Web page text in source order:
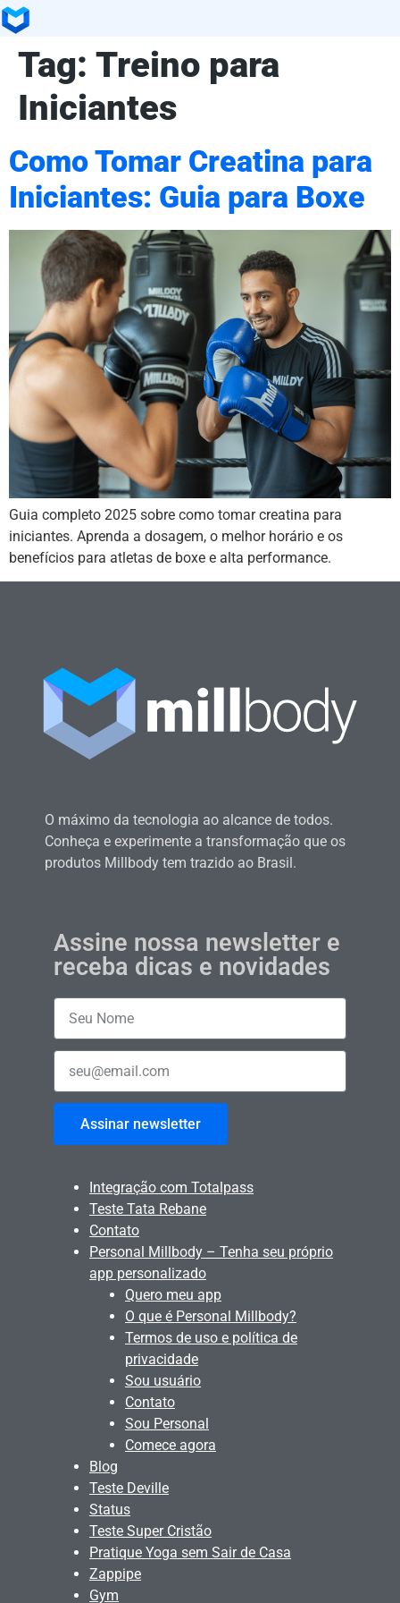
Tag: Treino para
Iniciantes
Como Tomar Creatina para
Iniciantes: Guia para Boxe
Guia completo 2025 sobre como tomar creatina para
iniciantes. Aprenda a dosagem, o melhor horário e os
benefícios para atletas de boxe e alta performance.
O máximo da tecnologia ao alcance de todos.
Conheça e experimente a transformação que os
produtos Millbody tem trazido ao Brasil.
Assine nossa newsletter e
receba dicas e novidades
Assinar newsletter
Integração com Totalpass
Teste Tata Rebane
Contato
Personal Millbody – Tenha seu próprio
app personalizado
Quero meu app
O que é Personal Millbody?
Termos de uso e política de
privacidade
Sou usuário
Contato
Sou Personal
Comece agora
Blog
Teste Deville
Status
Teste Super Cristão
Pratique Yoga sem Sair de Casa
Zappipe
Gym